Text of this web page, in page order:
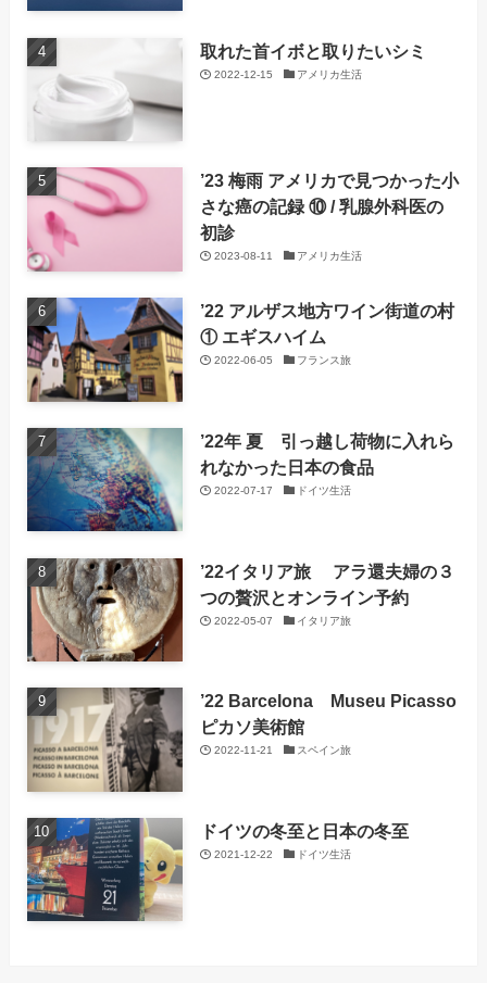
取れた首イボと取りたいシミ
2022-12-15 アメリカ生活
’23 梅雨 アメリカで見つかった小
さな癌の記録 ⑩ / 乳腺外科医の
初診
2023-08-11 アメリカ生活
’22 アルザス地方ワイン街道の村
① エギスハイム
2022-06-05 フランス旅
’22年 夏 引っ越し荷物に入れら
れなかった日本の食品
2022-07-17 ドイツ生活
’22イタリア旅 アラ還夫婦の３
つの贅沢とオンライン予約
2022-05-07 イタリア旅
’22 Barcelona Museu Picasso
ピカソ美術館
2022-11-21 スペイン旅
ドイツの冬至と日本の冬至
2021-12-22 ドイツ生活